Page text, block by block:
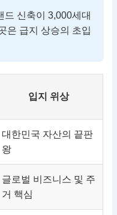
드 신축이 3,000세대
은 급지 상승의 초입
입지 위상
대한민국 자산의 끝판
왕
글로벌 비즈니스 및 주
거 핵심